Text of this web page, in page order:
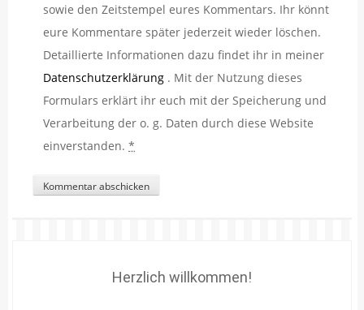
sowie den Zeitstempel eures Kommentars. Ihr könnt
eure Kommentare später jederzeit wieder löschen.
Detaillierte Informationen dazu findet ihr in meiner
Datenschutzerklärung . Mit der Nutzung dieses
Formulars erklärt ihr euch mit der Speicherung und
Verarbeitung der o. g. Daten durch diese Website
einverstanden. *
Herzlich willkommen!